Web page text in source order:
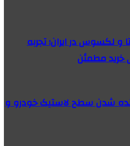
و لکسوس در ایران؛ تجربه
خرید مطمئن
شدن سطح لاستیک خودرو و